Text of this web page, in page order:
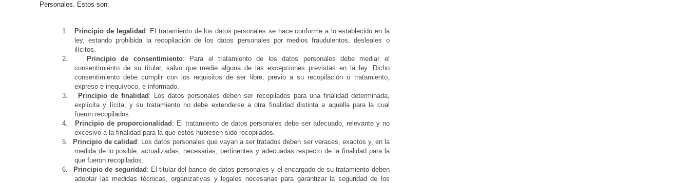
Personales. Estos son:
1. Principio de legalidad : El tratamiento de los datos personales se hace conforme a lo establecido en la
ley, estando prohibida la recopilación de los datos personales por medios fraudulentos, desleales o
ilícitos.
2.
Principio de consentimiento: Para el tratamiento de los datos personales debe mediar el
consentimiento de su titular, salvo que medie alguna de las excepciones previstas en la ley. Dicho
consentimiento debe cumplir con los requisitos de ser libre, previo a su recopilación o tratamiento,
expreso e inequívoco, e informado.
3.
Principio de finalidad : Los datos personales deben ser recopilados para una finalidad determinada,
explícita y lícita, y su tratamiento no debe extenderse a otra finalidad distinta a aquella para la cual
fueron recopilados.
4.
Principio de proporcionalidad : El tratamiento de datos personales debe ser adecuado, relevante y no
excesivo a la finalidad para la que estos hubiesen sido recopilados.
5.
Principio de calidad : Los datos personales que vayan a ser tratados deben ser veraces, exactos y, en la
medida de lo posible, actualizadas, necesarias, pertinentes y adecuadas respecto de la finalidad para la
que fueron recopilados.
6.
Principio de seguridad : El titular del banco de datos personales y el encargado de su tratamiento deben
adoptar las medidas técnicas, organizativas y legales necesarias para garantizar la seguridad de los